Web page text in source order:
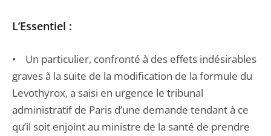
L’Essentiel :
• Un particulier, confronté à des effets indésirables
graves à la suite de la modification de la formule du
Levothyrox, a saisi en urgence le tribunal
administratif de Paris d’une demande tendant à ce
qu’il soit enjoint au ministre de la santé de prendre